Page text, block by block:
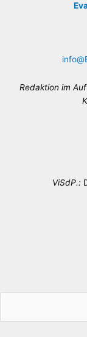
Redaktion im
ViSdP.: